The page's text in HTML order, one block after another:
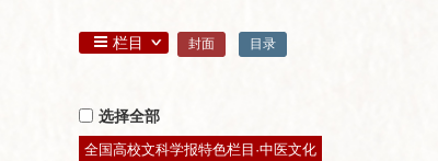
栏目 封面 目录
选择全部
全国高校文科学报特色栏目·中医文化